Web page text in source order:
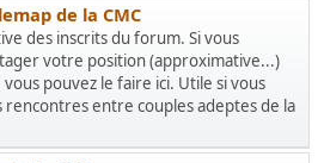
de la CMC
des inscrits du forum. Si vous
votre position (approximative...)
pouvez le faire ici. Utile si vous
rencontres entre couples adeptes de la